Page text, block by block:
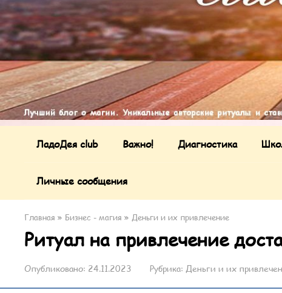
ЛадоДея club Важно! Диагностика
Личные сообщения
Главная » Бизнес - магия » Деньги и их привлечение
Ритуал на привлечение
Опубликовано: 24.11.2023 Рубрика: Деньги и их